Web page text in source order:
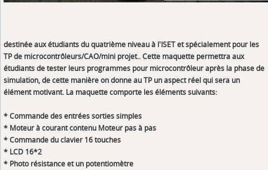
destinée aux étudiants du quatrième niveau à l'ISET et spécialement pour les
TP de microcontrôleurs/CAO/mini projet.. Cette maquette permettra aux
étudiants de tester leurs programmes pour microcontrôleur après la phase de
simulation, de cette manière on donne au TP un aspect réel qui sera un
élément motivant. La maquette comporte les éléments suivants:
* Commande des entrées sorties simples
* Moteur à courant contenu Moteur pas à pas
* Commande du clavier 16 touches
* LCD 16*2
* Photo résistance et un potentiomètre